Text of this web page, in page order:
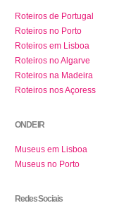
Roteiros de Portugal
Roteiros no Porto
Roteiros em Lisboa
Roteiros no Algarve
Roteiros na Madeira
Roteiros nos Açoress
ONDE IR
Museus em Lisboa
Museus no Porto
Redes Sociais